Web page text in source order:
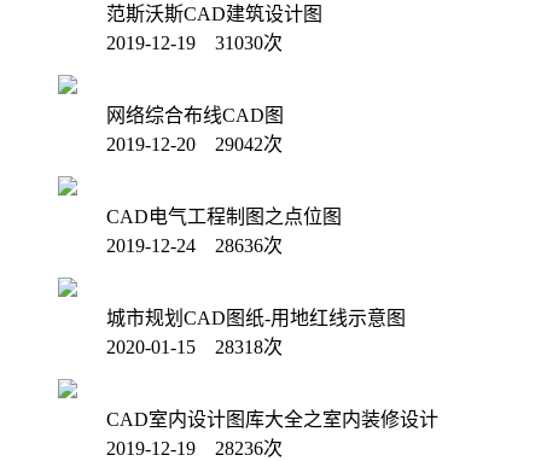
范斯沃斯CAD建筑设计图
2019-12-19 31030次
网络综合布线CAD图
2019-12-20 29042次
CAD电气工程制图之点位图
2019-12-24 28636次
城市规划CAD图纸-用地红线示意图
2020-01-15 28318次
CAD室内设计图库大全之室内装修设计
2019-12-19 28236次